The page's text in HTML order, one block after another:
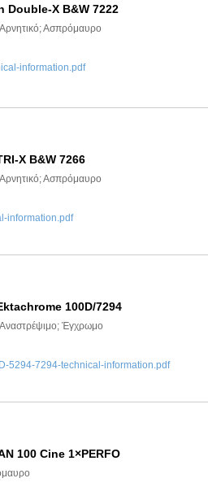
Double-X B&W 7222
Ασπρόμαυρο
information.pdf
X B&W 7266
Ασπρόμαυρο
information.pdf
100D/7294
Έγχρωμο
5294-7294-technical-information.pdf
100 Cine 1×PERFO